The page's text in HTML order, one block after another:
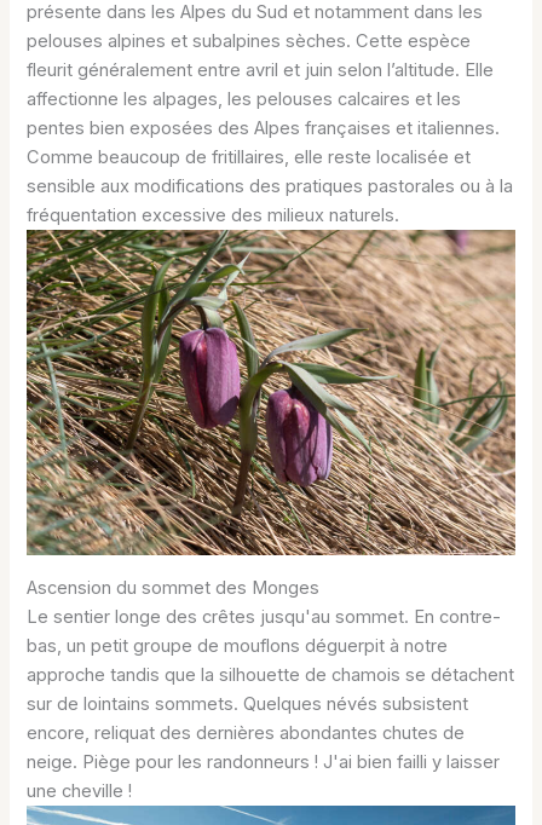
présente dans les Alpes du Sud et notamment dans les
pelouses alpines et subalpines sèches. Cette espèce
fleurit généralement entre avril et juin selon l’altitude. Elle
affectionne les alpages, les pelouses calcaires et les
pentes bien exposées des Alpes françaises et italiennes.
Comme beaucoup de fritillaires, elle reste localisée et
sensible aux modifications des pratiques pastorales ou à la
fréquentation excessive des milieux naturels.
Ascension du sommet des Monges
Le sentier longe des crêtes jusqu'au sommet. En contre-
bas, un petit groupe de mouflons déguerpit à notre
approche tandis que la silhouette de chamois se détachent
sur de lointains sommets. Quelques névés subsistent
encore, reliquat des dernières abondantes chutes de
neige. Piège pour les randonneurs ! J'ai bien failli y laisser
une cheville !